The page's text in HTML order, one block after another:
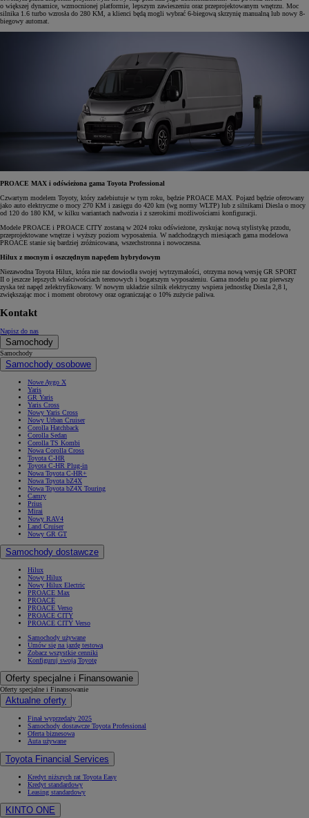
o większej dynamice, wzmocnionej platformie, lepszym zawieszeniu oraz przeprojektowanym wnętrzu. Moc
silnika 1.6 turbo wzrosła do 280 KM, a klienci będą mogli wybrać 6-biegową skrzynię manualną lub nowy 8-
biegowy automat.
PROACE MAX i odświeżona gama Toyota Professional
Czwartym modelem Toyoty, który zadebiutuje w tym roku, będzie PROACE MAX. Pojazd będzie oferowany
jako auto elektryczne o mocy 270 KM i zasięgu do 420 km (wg normy WLTP) lub z silnikami Diesla o mocy
od 120 do 180 KM, w kilku wariantach nadwozia i z szerokimi możliwościami konfiguracji.
Modele PROACE i PROACE CITY zostaną w 2024 roku odświeżone, zyskując nową stylistykę przodu,
przeprojektowane wnętrze i wyższy poziom wyposażenia. W nadchodzących miesiącach gama modelowa
PROACE stanie się bardziej zróżnicowana, wszechstronna i nowoczesna.
Hilux z mocnym i oszczędnym napędem hybrydowym
Niezawodna Toyota Hilux, która nie raz dowiodła swojej wytrzymałości, otrzyma nową wersję GR SPORT
II o jeszcze lepszych właściwościach terenowych i bogatszym wyposażeniu. Gama modelu po raz pierwszy
zyska też napęd zelektryfikowany. W nowym układzie silnik elektryczny wspiera jednostkę Diesla 2,8 l,
zwiększając moc i moment obrotowy oraz ograniczając o 10% zużycie paliwa.
Kontakt
Napisz do nas
Samochody
Samochody
Samochody osobowe
Nowe Aygo X
Yaris
GR Yaris
Yaris Cross
Nowy Yaris Cross
Nowy Urban Cruiser
Corolla Hatchback
Corolla Sedan
Corolla TS Kombi
Nowa Corolla Cross
Toyota C-HR
Toyota C-HR Plug-in
Nowa Toyota C-HR+
Nowa Toyota bZ4X
Nowa Toyota bZ4X Touring
Camry
Prius
Mirai
Nowy RAV4
Land Cruiser
Nowy GR GT
Samochody dostawcze
Hilux
Nowy Hilux
Nowy Hilux Electric
PROACE Max
PROACE
PROACE Verso
PROACE CITY
PROACE CITY Verso
Samochody używane
Umów się na jazdę testową
Zobacz wszystkie cenniki
Konfiguruj swoją Toyotę
Oferty specjalne i Finansowanie
Oferty specjalne i Finansowanie
Aktualne oferty
Finał wyprzedaży 2025
Samochody dostawcze Toyota Professional
Oferta biznesowa
Auta używane
Toyota Financial Services
Kredyt niższych rat Toyota Easy
Kredyt standardowy
Leasing standardowy
KINTO ONE